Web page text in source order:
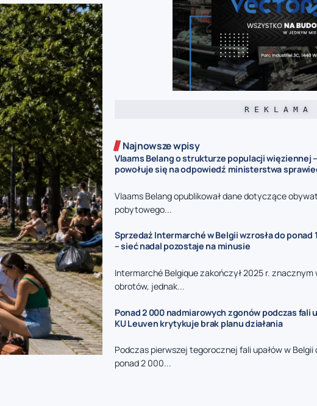
R E K L A M A
Najnowsze wpisy
Vlaams Belang o strukturze populacji więziennej
powołuje się na odpowiedź ministerstwa
Vlaams Belang opublikował dane dotyczące
pobytowego...
Sprzedaż Intermarché w Belgii wzrosła do ponad
– sieć nadal pozostaje na minusie
Intermarché Belgique zakończył 2025 r.
obrotów, jednak...
Ponad 2 000 nadmiarowych zgonów podczas fali
KU Leuven krytykuje brak planu działania
Podczas pierwszej tegorocznej fali upałów w
ponad 2 000...